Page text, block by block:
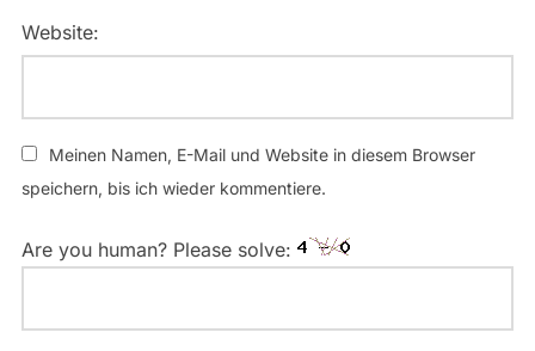
Website:
Meinen Namen, E-Mail und Website in diesem Browser
speichern, bis ich wieder kommentiere.
Are you human? Please solve: